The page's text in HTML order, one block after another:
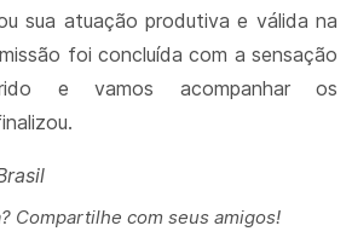
sua atuação produtiva e válida na
foi concluída com a sensação
e vamos acompanhar os
Compartilhe com seus amigos!